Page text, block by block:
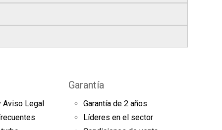
finales.
a continuación).
condiciones generales
del pedido para que puedas
Aviso Legal
Garantía
Garantía de 2 años
Líderes en el sector